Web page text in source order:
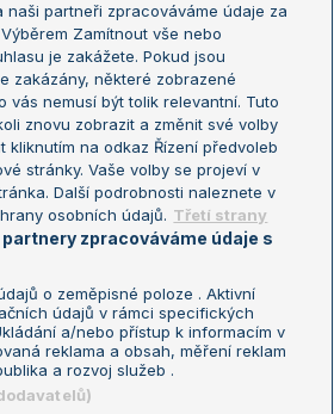
US Open
Turnaj mistrů
Turnaj mistryň
Nastavení soukromí
Reklama
Informace o zpracování osobních
údajů
naši partneři zpracováváme údaje za
Zamítnout vše nebo
je zakážete. Pokud jsou
zakázány, některé zobrazené
vás nemusí být tolik relevantní. Tuto
znovu zobrazit a změnit své volby
kliknutím na odkaz Řízení předvoleb
stránky. Vaše volby se projeví v
Další podrobnosti naleznete v
osobních údajů. Třetí strany
zpracováváme údaje s
o zeměpisné poloze . Aktivní
údajů v rámci specifických
a/nebo přístup k informacím v
reklama a obsah, měření reklam
a rozvoj služeb .